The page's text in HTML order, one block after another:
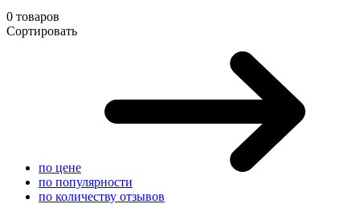
0 товаров
Сортировать
по цене
по популярности
по количеству отзывов